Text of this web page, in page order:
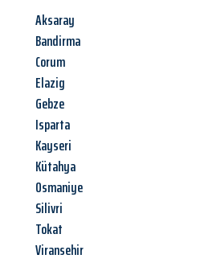
Aksaray
Bandirma
Corum
Elazig
Gebze
Isparta
Kayseri
Kütahya
Osmaniye
Silivri
Tokat
Viransehir